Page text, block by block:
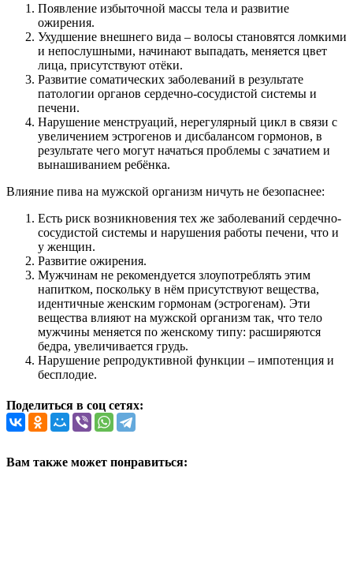
Появление избыточной массы тела и развитие
ожирения.
Ухудшение внешнего вида – волосы становятся ломкими
и непослушными, начинают выпадать, меняется цвет
лица, присутствуют отёки.
Развитие соматических заболеваний в результате
патологии органов сердечно-сосудистой системы и
печени.
Нарушение менструаций, нерегулярный цикл в связи с
увеличением эстрогенов и дисбалансом гормонов, в
результате чего могут начаться проблемы с зачатием и
вынашиванием ребёнка.
Влияние пива на мужской организм ничуть не безопаснее:
Есть риск возникновения тех же заболеваний сердечно-
сосудистой системы и нарушения работы печени, что и
у женщин.
Развитие ожирения.
Мужчинам не рекомендуется злоупотреблять этим
напитком, поскольку в нём присутствуют вещества,
идентичные женским гормонам (эстрогенам). Эти
вещества влияют на мужской организм так, что тело
мужчины меняется по женскому типу: расширяются
бедра, увеличивается грудь.
Нарушение репродуктивной функции – импотенция и
бесплодие.
Поделиться в соц сетях:
Вам также может понравиться: